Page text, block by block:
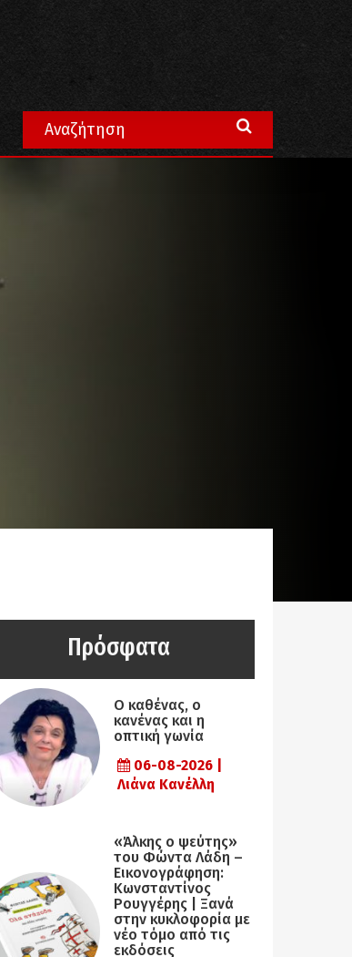
Πρόσφατα
Ο καθένας, ο
κανένας και η
οπτική γωνία
06-08-2026 |
Λιάνα Κανέλλη
«Άλκης ο ψεύτης»
του Φώντα Λάδη –
Εικονογράφηση:
Κωνσταντίνος
Ρουγγέρης | Ξανά
στην κυκλοφορία με
νέο τόμο από τις
εκδόσεις